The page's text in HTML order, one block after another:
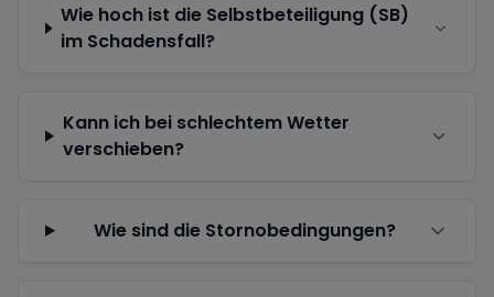
Wie hoch ist die Selbstbeteiligung (SB)
im Schadensfall?
Kann ich bei schlechtem Wetter
verschieben?
Wie sind die Stornobedingungen?